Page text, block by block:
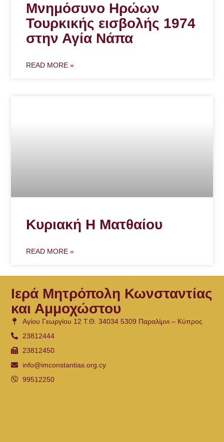
Μνημόσυνο Ηρώων
Τουρκικής εισβολής 1974
στην Αγία Νάπα
READ MORE »
Κυριακή Η Ματθαίου
READ MORE »
Ιερά Μητρόπολη Κωνσταντίας
και Αμμοχώστου
Αγίου Γεωργίου 12 Τ.Θ. 34034 5309 Παραλίμνι – Κύπρος
23812444
23812450
info@imconstantias.org.cy
99512250